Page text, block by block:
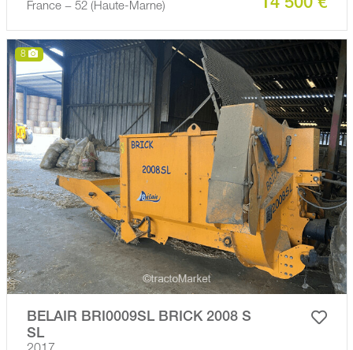
France − 52 (Haute-Marne) 14 500 €
8
BELAIR BRI0009SL BRICK 2008 S
SL